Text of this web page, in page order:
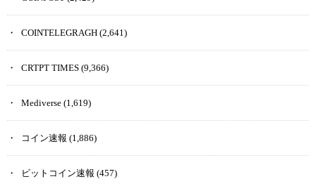
COINTELEGRAGH (2,641)
CRTPT TIMES (9,366)
Mediverse (1,619)
コイン速報 (1,886)
ビットコイン速報 (457)